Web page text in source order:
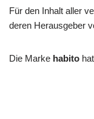
Für den Inhalt aller
deren Herausgeber
Die Marke habito